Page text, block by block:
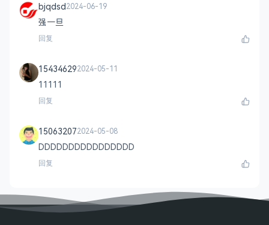
bjqdsd2024-06-19
强一旦
回复
154346292024-05-11
11111
回复
150632072024-05-08
DDDDDDDDDDDDDDDD
回复